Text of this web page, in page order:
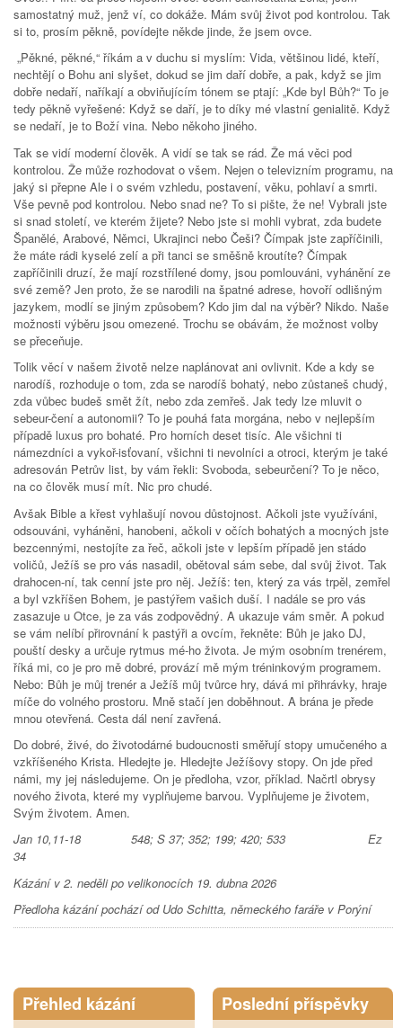
samostatný muž, jenž ví, co dokáže. Mám svůj život pod kontrolou. Tak
si to, prosím pěkně, povídejte někde jinde, že jsem ovce.
„Pěkné, pěkné,“ říkám a v duchu si myslím: Vida, většinou lidé, kteří,
nechtějí o Bohu ani slyšet, dokud se jim daří dobře, a pak, když se jim
dobře nedaří, naříkají a obviňujícím tónem se ptají: „Kde byl Bůh?“ To je
tedy pěkně vyřešené: Když se daří, je to díky mé vlastní genialitě. Když
se nedaří, je to Boží vina. Nebo někoho jiného.
Tak se vidí moderní člověk. A vidí se tak se rád. Že má věci pod
kontrolou. Že může rozhodovat o všem. Nejen o televizním programu, na
jaký si přepne Ale i o svém vzhledu, postavení, věku, pohlaví a smrti.
Vše pevně pod kontrolou. Nebo snad ne? To si pište, že ne! Vybrali jste
si snad století, ve kterém žijete? Nebo jste si mohli vybrat, zda budete
Španělé, Arabové, Němci, Ukrajinci nebo Češi? Čímpak jste zapříčinili,
že máte rádi kyselé zelí a při tanci se směšně kroutíte? Čímpak
zapříčinili druzí, že mají rozstřílené domy, jsou pomlouváni, vyhánění ze
své země? Jen proto, že se narodili na špatné adrese, hovoří odlišným
jazykem, modlí se jiným způsobem? Kdo jim dal na výběr? Nikdo. Naše
možnosti výběru jsou omezené. Trochu se obávám, že možnost volby
se přeceňuje.
Tolik věcí v našem životě nelze naplánovat ani ovlivnit. Kde a kdy se
narodíš, rozhoduje o tom, zda se narodíš bohatý, nebo zůstaneš chudý,
zda vůbec budeš smět žít, nebo zda zemřeš. Jak tedy lze mluvit o
sebeur-čení a autonomii? To je pouhá fata morgána, nebo v nejlepším
případě luxus pro bohaté. Pro horních deset tisíc. Ale všichni ti
námezdníci a vykoř-isťovaní, všichni ti nevolníci a otroci, kterým je také
adresován Petrův list, by vám řekli: Svoboda, sebeurčení? To je něco,
na co člověk musí mít. Nic pro chudé.
Avšak Bible a křest vyhlašují novou důstojnost. Ačkoli jste využíváni,
odsouváni, vyháněni, hanobeni, ačkoli v očích bohatých a mocných jste
bezcennými, nestojíte za řeč, ačkoli jste v lepším případě jen stádo
voličů, Ježíš se pro vás nasadil, obětoval sám sebe, dal svůj život. Tak
drahocen-ní, tak cenní jste pro něj. Ježíš: ten, který za vás trpěl, zemřel
a byl vzkříšen Bohem, je pastýřem vašich duší. I nadále se pro vás
zasazuje u Otce, je za vás zodpovědný. A ukazuje vám směr. A pokud
se vám nelíbí přirovnání k pastýři a ovcím, řekněte: Bůh je jako DJ,
pouští desky a určuje rytmus mé-ho života. Je mým osobním trenérem,
říká mi, co je pro mě dobré, provází mě mým tréninkovým programem.
Nebo: Bůh je můj trenér a Ježíš můj tvůrce hry, dává mi přihrávky, hraje
míče do volného prostoru. Mně stačí jen doběhnout. A brána je přede
mnou otevřená. Cesta dál není zavřená.
Do dobré, živé, do životodárné budoucnosti směřují stopy umučeného a
vzkříšeného Krista. Hledejte je. Hledejte Ježíšovy stopy. On jde před
námi, my jej následujeme. On je předloha, vzor, příklad. Načrtl obrysy
nového života, které my vyplňujeme barvou. Vyplňujeme je životem,
Svým životem. Amen.
Jan 10,11-18 548; S 37; 352; 199; 420; 533 Ez
34
Kázání v 2. neděli po velikonocích 19. dubna 2026
Předloha kázání pochází od Udo Schitta, německého faráře v Porýní
Přehled kázání Poslední příspěvky